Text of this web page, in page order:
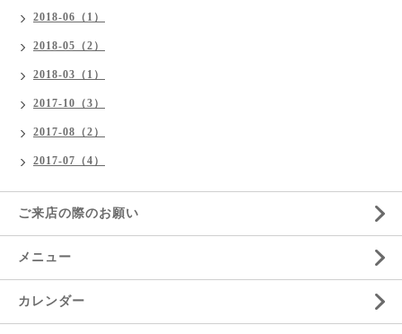
2018-06（1）
2018-05（2）
2018-03（1）
2017-10（3）
2017-08（2）
2017-07（4）
ご来店の際のお願い
メニュー
カレンダー